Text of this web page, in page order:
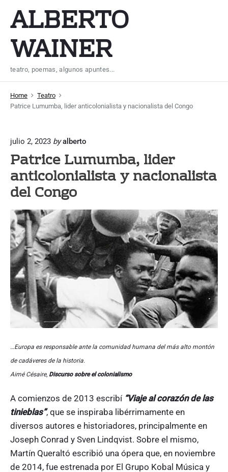
ALBERTO
WAINER
teatro, poemas, algunos apuntes...
Home
Teatro
Patrice Lumumba, lider anticolonialista y nacionalista del Congo
julio 2, 2023 by alberto
Patrice Lumumba, lider
anticolonialista y nacionalista
del Congo
…Europa es responsable ante la comunidad humana del más alto montón
de cadáveres de la historia.
Aimé Césaire, Discurso sobre el colonialismo
A comienzos de 2013 escribí “Viaje al corazón de las
tinieblas”, que se inspiraba libérrimamente en
diversos autores e historiadores, principalmente en
Joseph Conrad y Sven Lindqvist. Sobre el mismo,
Martín Queraltó escribió una ópera que, en noviembre
de 2014, fue estrenada por El Grupo Kobal Música y